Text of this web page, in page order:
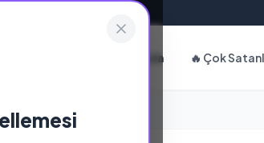
Hakkımızda 🔥 Çok